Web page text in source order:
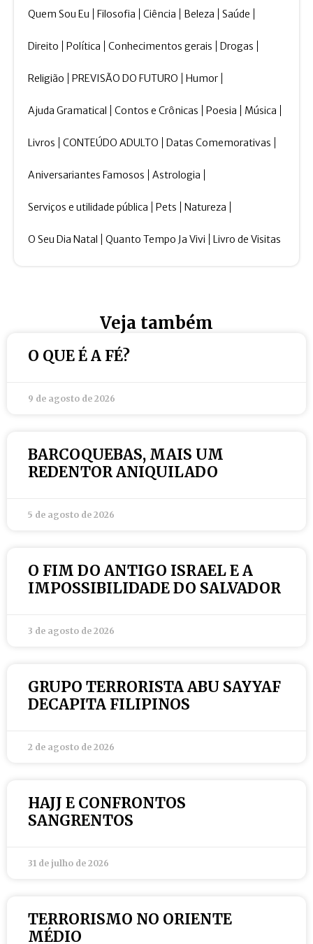
Quem Sou Eu Filosofia Ciência Beleza Saúde
Direito Política Conhecimentos gerais Drogas
Religião PREVISÃO DO FUTURO Humor
Ajuda Gramatical Contos e Crônicas Poesia Música
Livros CONTEÚDO ADULTO Datas Comemorativas
Aniversariantes Famosos Astrologia
Serviços e utilidade pública Pets Natureza
O Seu Dia Natal Quanto Tempo Ja Vivi Livro de Visitas
Veja também
O QUE É A FÉ?
9 de agosto de 2026
BARCOQUEBAS, MAIS UM
REDENTOR ANIQUILADO
5 de agosto de 2026
O FIM DO ANTIGO ISRAEL E A
IMPOSSIBILIDADE DO SALVADOR
3 de agosto de 2026
GRUPO TERRORISTA ABU SAYYAF
DECAPITA FILIPINOS
2 de agosto de 2026
HAJJ E CONFRONTOS
SANGRENTOS
31 de julho de 2026
TERRORISMO NO ORIENTE
MÉDIO